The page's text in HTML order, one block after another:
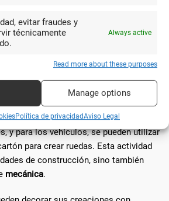
evitar fraudes y
técnicamente
Always active
Read more about these purposes
Manage options
Política de privacidadAviso Legal
yvehículos de papel
lleva la
se desee, utilizando papel, cartón
para construir robots o
utilizar bridas y clips para crear
y para los vehículos, se pueden utilizar
para crear ruedas. Esta actividad
de construcción, sino también
mecánica.